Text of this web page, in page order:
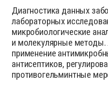
Диагностика данных
лабораторных
микробиологические
и молекулярные методы.
применение
антисептиков,
противогельминтные